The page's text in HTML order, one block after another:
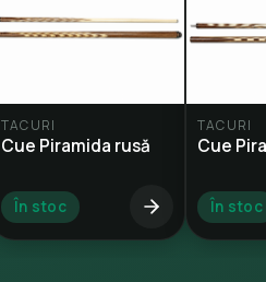
TACURI
Cue Piramida rusă
În stoc
TACURI
Cue
În stoc